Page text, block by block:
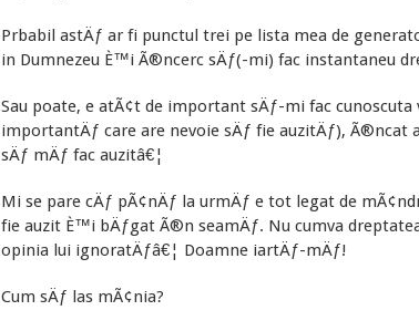
Prbabil astÄƒ ar fi punctul trei pe lista mea de
in Dumnezeu È™i Ã®ncerc sÄƒ(-mi) fac instantaneu
Sau poate, e atÃ¢t de important sÄƒ-mi fac cunoscuta
importantÄƒ care are nevoie sÄƒ fie auzitÄƒ), Ã®ncat
sÄƒ mÄƒ fac auzitâ€¦
Mi se pare cÄƒ pÃ¢nÄƒ la urmÄƒ e tot legat de
fie auzit È™i bÄƒgat Ã®n seamÄƒ. Nu cumva
opinia lui ignoratÄƒâ€¦ Doamne iartÄƒ-mÄƒ!
Cum sÄƒ las mÃ¢nia?